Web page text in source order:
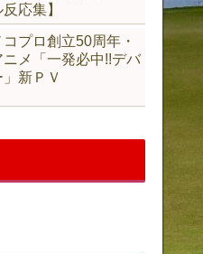
応集】
コプロ創立50周年・
ニメ「一発必中!!デバ
」新ＰＶ